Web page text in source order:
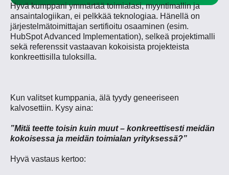
Hyvä kumppani ymmärtää toimialasi, myyntimallin ja
ansaintalogiikan, ei pelkkää teknologiaa. Hänellä on
järjestelmätoimittajan sertifioitu osaaminen (esim.
HubSpot Advanced Implementation), selkeä projektimalli
sekä referenssit vastaavan kokoisista projekteista
konkreettisilla tuloksilla.
Kun valitset kumppania, älä tyydy geneeriseen
kalvosettiin. Kysy aina:
”Mitä teette toisin kuin muut – konkreettisesti meidän
kokoisessa ja meidän toimialan yrityksessä?”
Hyvä vastaus kertoo: